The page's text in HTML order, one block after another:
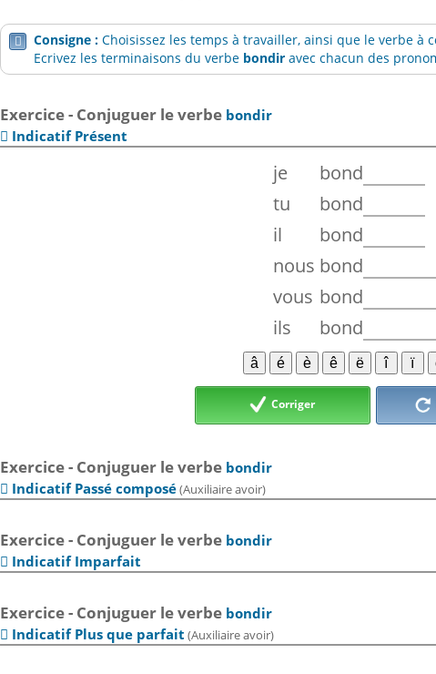
 Consigne :Choisissez les temps à travailler, ainsi que le verbe à
Ecrivez les terminaisons du verbe bondir avec chacun des
Exercice - Conjuguer le verbe bondir
 Indicatif Présent
je
bond
tu
bond
il
bond
nous bond
vous bond
ils
bond
Corriger
Exercice - Conjuguer le verbe bondir
 Indicatif Passé composé(Auxiliaire avoir)
Exercice - Conjuguer le verbe bondir
 Indicatif Imparfait
Exercice - Conjuguer le verbe bondir
 Indicatif Plus que parfait (Auxiliaire avoir)